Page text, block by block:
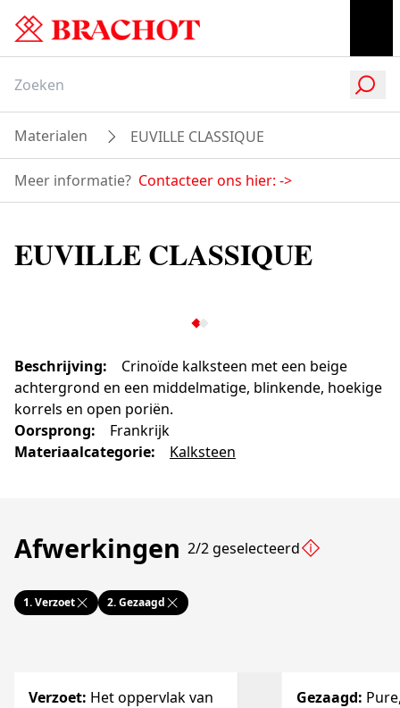
Materialen EUVILLE CLASSIQUE
Meer informatie? Contacteer ons hier: ->
EUVILLE CLASSIQUE
Beschrijving:
Crinoïde kalksteen met een beige
achtergrond en een middelmatige, blinkende, hoekige
korrels en open poriën.
Oorsprong:
Frankrijk
Materiaalcategorie: Kalksteen
Afwerkingen 2/2 geselecteerd
1.Verzoet 2.Gezaagd
Verzoet: Het oppervlak van
Gezaagd: